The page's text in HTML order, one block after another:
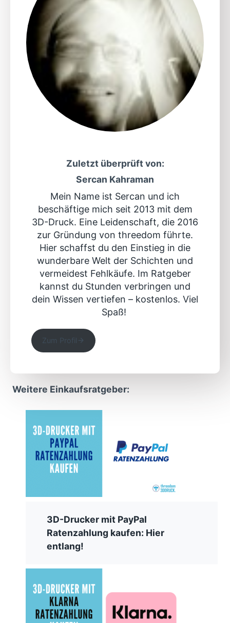
Zuletzt überprüft von:
Sercan Kahraman
Mein Name ist Sercan und ich
beschäftige mich seit 2013 mit dem
3D-Druck. Eine Leidenschaft, die 2016
zur Gründung von threedom führte.
Hier schaffst du den Einstieg in die
wunderbare Welt der Schichten und
vermeidest Fehlkäufe. Im Ratgeber
kannst du Stunden verbringen und
dein Wissen vertiefen – kostenlos. Viel
Spaß!
Zum Profil
Weitere Einkaufsratgeber:
3D-Drucker mit PayPal
Ratenzahlung kaufen: Hier
entlang!